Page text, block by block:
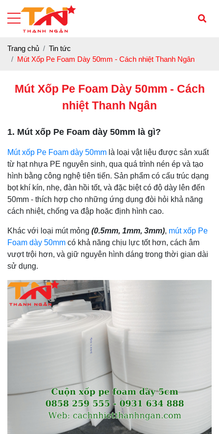
Trang chủ
Tin tức
Mút Xốp Pe Foam Dày 50mm - Cách nhiệt Thanh Ngân
Mút Xốp Pe Foam Dày 50mm - Cách
nhiệt Thanh Ngân
1. Mút xốp Pe Foam dày 50mm là gì?
Mút xốp Pe Foam dày 50mm là loại vật liệu được sản xuất
từ hạt nhựa PE nguyên sinh, qua quá trình nén ép và tạo
hình bằng công nghệ tiên tiến. Sản phẩm có cấu trúc dạng
bọt khí kín, nhẹ, đàn hồi tốt, và đặc biệt có độ dày lên đến
50mm - thích hợp cho những ứng dụng đòi hỏi khả năng
cách nhiệt, chống va đập hoặc định hình cao.
Khác với loại mút mỏng (0.5mm, 1mm, 3mm), mút xốp Pe
Foam dày 50mm có khả năng chịu lực tốt hơn, cách âm
vượt trội hơn, và giữ nguyên hình dáng trong thời gian dài
sử dụng.